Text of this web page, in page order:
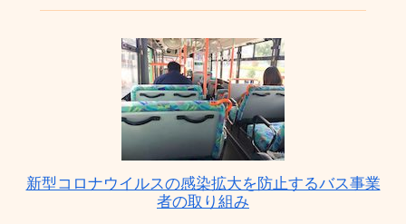
新型コロナウイルスの感染拡大を防止するバス事業
者の取り組み